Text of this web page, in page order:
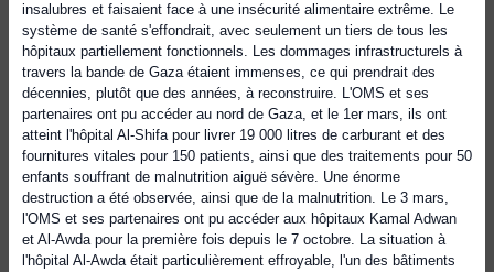
insalubres et faisaient face à une insécurité alimentaire extrême. Le
système de santé s'effondrait, avec seulement un tiers de tous les
hôpitaux partiellement fonctionnels. Les dommages infrastructurels à
travers la bande de Gaza étaient immenses, ce qui prendrait des
décennies, plutôt que des années, à reconstruire. L'OMS et ses
partenaires ont pu accéder au nord de Gaza, et le 1er mars, ils ont
atteint l'hôpital Al-Shifa pour livrer 19 000 litres de carburant et des
fournitures vitales pour 150 patients, ainsi que des traitements pour 50
enfants souffrant de malnutrition aiguë sévère. Une énorme
destruction a été observée, ainsi que de la malnutrition. Le 3 mars,
l'OMS et ses partenaires ont pu accéder aux hôpitaux Kamal Adwan
et Al-Awda pour la première fois depuis le 7 octobre. La situation à
l'hôpital Al-Awda était particulièrement effroyable, l'un des bâtiments